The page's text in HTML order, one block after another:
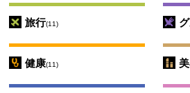
旅行(11)
健康(11)